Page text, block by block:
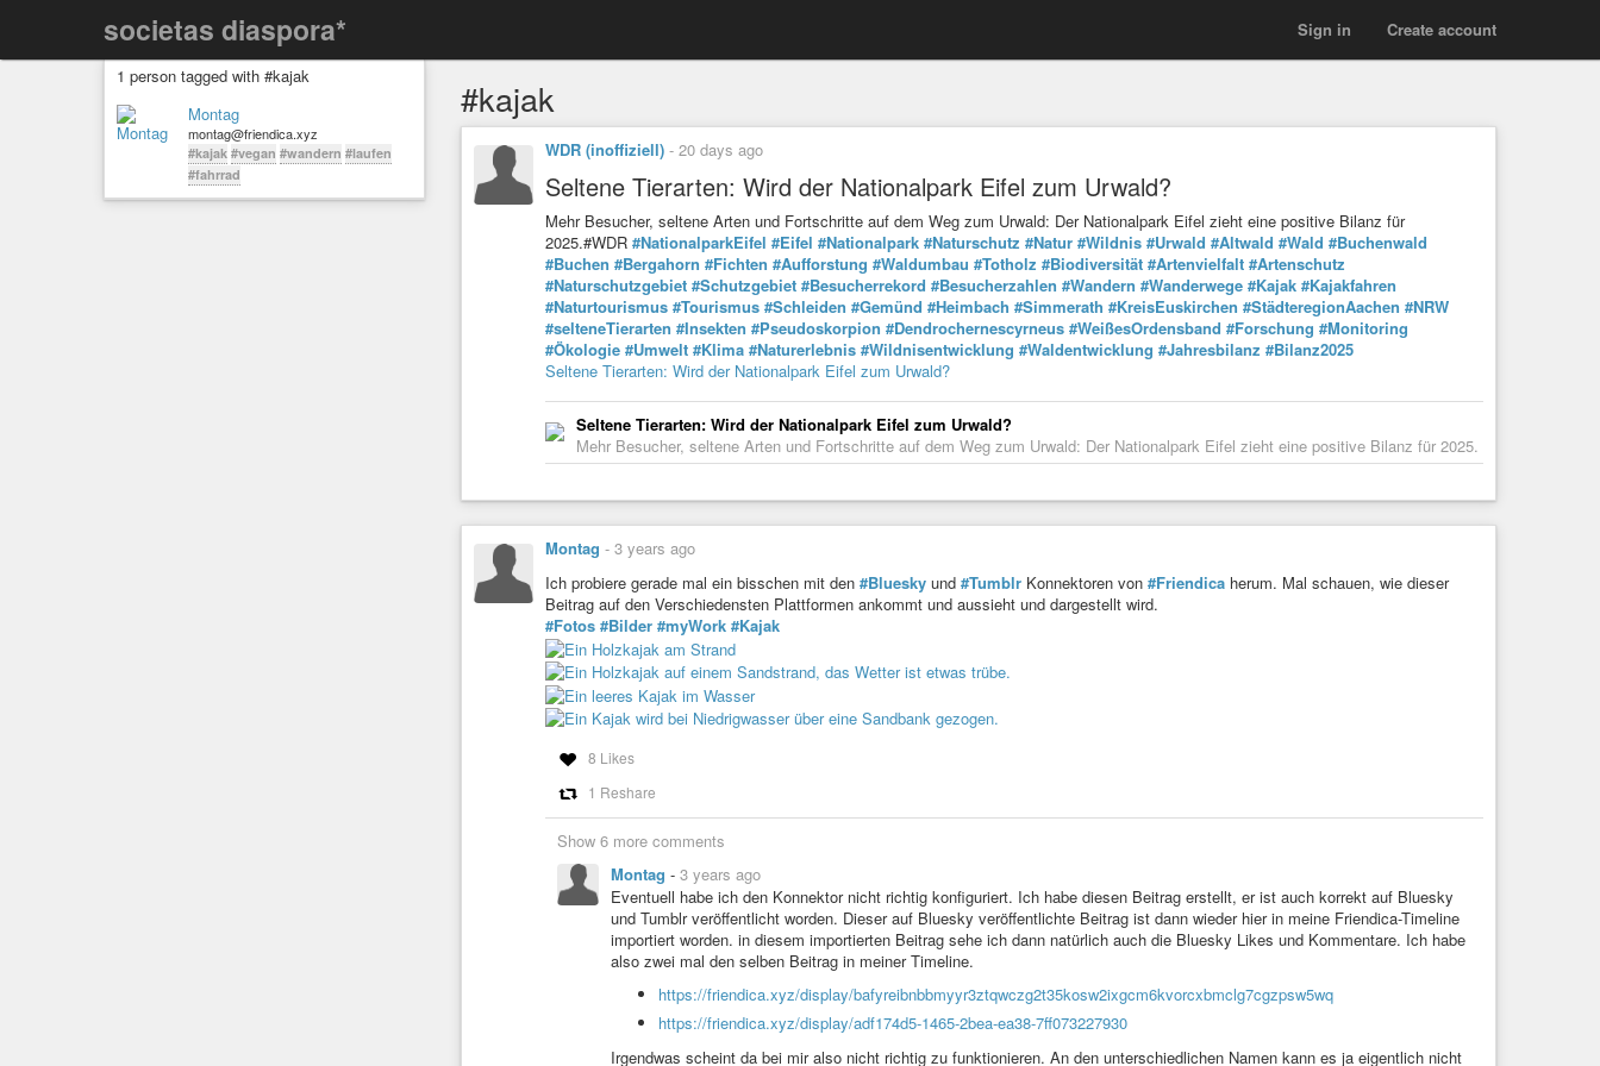
societas diaspora* Create account
Sign in
1 person tagged with #kajak
Montag
montag@friendica.xyz
#kajak #vegan #wandern #laufen
#fahrrad
#kajak
WDR (inoffiziell) - 20 days ago
Seltene Tierarten: Wird der Nationalpark Eifel zum Urwald?
Mehr Besucher, seltene Arten und Fortschritte auf dem Weg zum Urwald: Der Nationalpark Eifel zieht eine positive Bilanz für
2025.#WDR #NationalparkEifel #Eifel #Nationalpark #Naturschutz #Natur #Wildnis #Urwald #Altwald #Wald #Buchenwald
#Buchen #Bergahorn #Fichten #Aufforstung #Waldumbau #Totholz #Biodiversität #Artenvielfalt #Artenschutz
#Naturschutzgebiet #Schutzgebiet #Besucherrekord #Besucherzahlen #Wandern #Wanderwege #Kajak #Kajakfahren
#Naturtourismus #Tourismus #Schleiden #Gemünd #Heimbach #Simmerath #KreisEuskirchen #StädteregionAachen #NRW
#selteneTierarten #Insekten #Pseudoskorpion #Dendrochernescyrneus #WeißesOrdensband #Forschung #Monitoring
#Ökologie #Umwelt #Klima #Naturerlebnis #Wildnisentwicklung #Waldentwicklung #Jahresbilanz #Bilanz2025
Seltene Tierarten: Wird der Nationalpark Eifel zum Urwald?
Seltene Tierarten: Wird der Nationalpark Eifel zum Urwald?
Mehr Besucher, seltene Arten und Fortschritte auf dem Weg zum Urwald: Der Nationalpark Eifel zieht eine positive Bilanz für 2025.
Montag - 3 years ago
Ich probiere gerade mal ein bisschen mit den #Bluesky und #Tumblr Konnektoren von #Friendica herum. Mal schauen, wie dieser
Beitrag auf den Verschiedensten Plattformen ankommt und aussieht und dargestellt wird.
#Fotos #Bilder #myWork #Kajak
8 Likes
1 Reshare
Show 6 more comments
Montag - 3 years ago
Eventuell habe ich den Konnektor nicht richtig konfiguriert. Ich habe diesen Beitrag erstellt, er ist auch korrekt auf Bluesky
und Tumblr veröffentlicht worden. Dieser auf Bluesky veröffentlichte Beitrag ist dann wieder hier in meine Friendica-Timeline
importiert worden. in diesem importierten Beitrag sehe ich dann natürlich auch die Bluesky Likes und Kommentare. Ich habe
also zwei mal den selben Beitrag in meiner Timeline.
https://friendica.xyz/display/bafyreibnbbmyyr3ztqwczg2t35kosw2ixgcm6kvorcxbmclg7cgzpsw5wq
https://friendica.xyz/display/adf174d5-1465-2bea-ea38-7ff073227930
Irgendwas scheint da bei mir also nicht richtig zu funktionieren. An den unterschiedlichen Namen kann es ja eigentlich nicht